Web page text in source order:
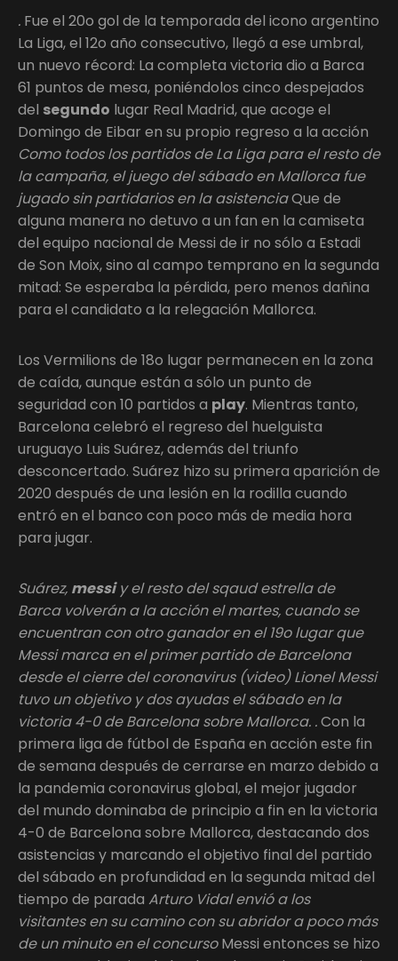
. Fue el 20o gol de la temporada del icono argentino
La Liga, el 12o año consecutivo, llegó a ese umbral,
un nuevo récord: La completa victoria dio a Barca
61 puntos de mesa, poniéndolos cinco despejados
del segundo lugar Real Madrid, que acoge el
Domingo de Eibar en su propio regreso a la acción
Como todos los partidos de La Liga para el resto de
la campaña, el juego del sábado en Mallorca fue
jugado sin partidarios en la asistenciaQue de
alguna manera no detuvo a un fan en la camiseta
del equipo nacional de Messi de ir no sólo a Estadi
de Son Moix, sino al campo temprano en la segunda
mitad: Se esperaba la pérdida, pero menos dañina
para el candidato a la relegación Mallorca.
Los Vermilions de 18o lugar permanecen en la zona
de caída, aunque están a sólo un punto de
seguridad con 10 partidos a play. Mientras tanto,
Barcelona celebró el regreso del huelguista
uruguayo Luis Suárez, además del triunfo
desconcertado. Suárez hizo su primera aparición de
2020 después de una lesión en la rodilla cuando
entró en el banco con poco más de media hora
para jugar.
Suárez, messiy el resto del sqaud estrella de
Barca volverán a la acción el martes, cuando se
encuentran con otro ganador en el 19o lugar que
Messi marca en el primer partido de Barcelona
desde el cierre del coronavirus (video) Lionel Messi
tuvo un objetivo y dos ayudas el sábado en la
victoria 4-0 de Barcelona sobre Mallorca. .Con la
primera liga de fútbol de España en acción este fin
de semana después de cerrarse en marzo debido a
la pandemia coronavirus global, el mejor jugador
del mundo dominaba de principio a fin en la victoria
4-0 de Barcelona sobre Mallorca, destacando dos
asistencias y marcando el objetivo final del partido
del sábado en profundidad en la segunda mitad del
tiempo de parada Arturo Vidal envió a los
visitantes en su camino con su abridor a poco más
de un minuto en el concursoMessi entonces se hizo